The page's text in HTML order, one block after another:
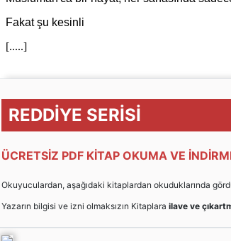
Fakat şu kesinli
[.....]
REDDİYE SERİSİ
ÜCRETSİZ PDF KİTAP OKUMA VE
Okuyuculardan, aşağıdaki kitaplardan okuduklarında
Yazarın bilgisi ve izni olmaksızın Kitaplara ilave ve